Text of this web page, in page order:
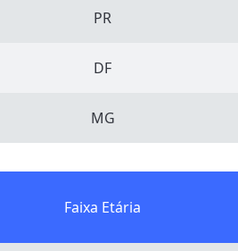
PR
DF
MG
Faixa Etária